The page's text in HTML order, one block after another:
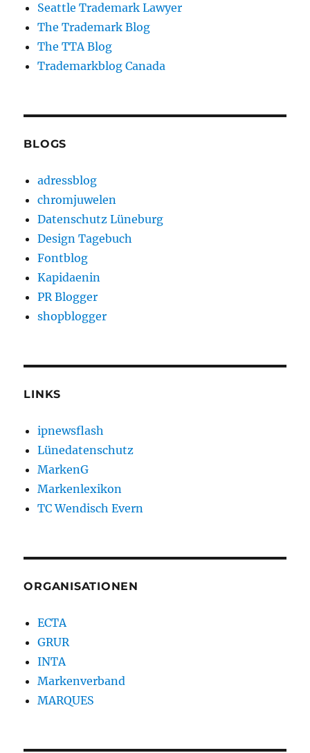
Seattle Trademark Lawyer
The Trademark Blog
The TTA Blog
Trademarkblog Canada
BLOGS
adressblog
chromjuwelen
Datenschutz Lüneburg
Design Tagebuch
Fontblog
Kapidaenin
PR Blogger
shopblogger
LINKS
ipnewsflash
Lünedatenschutz
MarkenG
Markenlexikon
TC Wendisch Evern
ORGANISATIONEN
ECTA
GRUR
INTA
Markenverband
MARQUES